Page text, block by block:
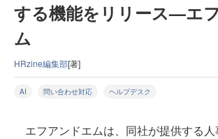
する機能をリリース—エ
ム
HRzine編集部[著]
AI 問い合わせ対応 ヘルプデスク
エフアンドエムは、同社が提供する人